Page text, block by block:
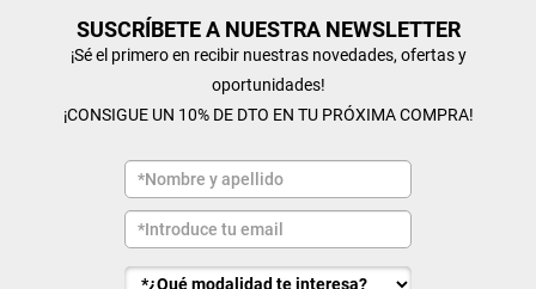
SUSCRÍBETE A NUESTRA NEWSLETTER
¡Sé el primero en recibir nuestras novedades, ofertas y
oportunidades!
¡CONSIGUE UN 10% DE DTO EN TU PRÓXIMA COMPRA!